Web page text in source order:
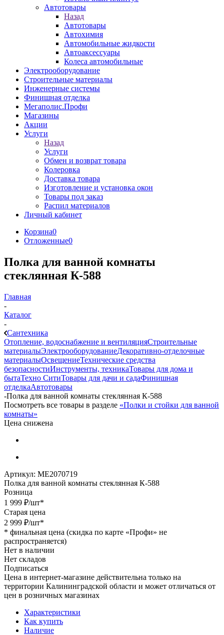
Автотовары
Назад
Автотовары
Автохимия
Автомобильные жидкости
Автоаксессуары
Колеса автомобильные
Электрооборудование
Строительные материалы
Инженерные системы
Финишная отделка
Мегаполис.Профи
Магазины
Акции
Услуги
Назад
Услуги
Обмен и возврат товара
Колеровка
Доставка товара
Изготовление и установка окон
Товары под заказ
Распил материалов
Личный кабинет
Корзина0
Отложенные0
Полка для ванной комнаты
стеклянная К-588
Главная
-
Каталог
-
Сантехника
Отопление, водоснабжение и вентиляцияСтроительные
материалыЭлектрооборудованиеДекоративно-отделочные
материалыОсвещениеТехнические средства
безопасностиИнструменты, техникаТовары для дома и
бытаТехно СитиТовары для дачи и садаФинишная
отделкаАвтотовары
-Полка для ванной комнаты стеклянная К-588
Посмотреть все товары в разделе «Полки и стойки для ванной
комнаты»
Цена снижена
Артикул: МЕ2070719
Полка для ванной комнаты стеклянная К-588
Розница
1 999 ₽/шт*
Старая цена
2 999 ₽/шт*
* финальная цена (скидка по карте «Профи» не
распространяется)
Нет в наличии
Нет складов
Подписаться
Цена в интернет-магазине действительна только на
территории Калининградской области и может отличаться от
цен в розничных магазинах
Характеристики
Как купить
Наличие